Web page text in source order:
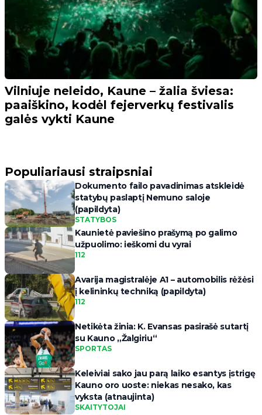
Vilniuje neleido, Kaune – žalia šviesa:
paaiškino, kodėl fejerverkų festivalis
galės vykti Kaune
Populiariausi straipsniai
Dokumento failo pavadinimas atskleidė
statybų paslaptį Nemuno saloje
(papildyta)
STATYBOS
Kaunietė paviešino prašymą po galimo
užpuolimo: ieškomi du vyrai
112
Avarija magistralėje A1 – automobilis rėžėsi
į kelininkų techniką (papildyta)
112
Netikėta žinia: K. Evansas pasirašė sutartį
su Kauno „Žalgiriu“
SPORTAS
Keleiviai sako jau parą laiko esantys įstrigę
Kauno oro uoste: niekas nesako, kas
vyksta (atnaujinta)
SKAITYTOJAI